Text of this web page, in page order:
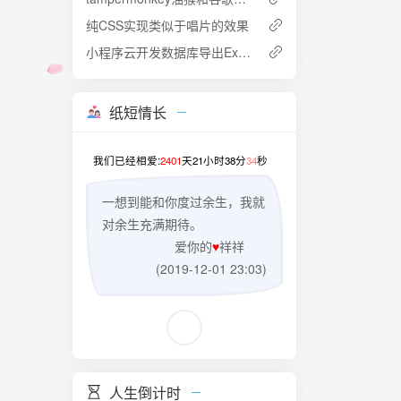
（起
纯CSS实现类似于唱片的效果
小程序云开发数据库导出Excel
纸短情长
我们已经相爱:2401天21小时38分34秒
一想到能和你度过余生，我就
对余生充满期待。
爱你的♥祥祥
(2019-12-01 23:03)
人生倒计时